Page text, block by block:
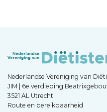
Nederlandse Vereniging van
JIM | 6e verdieping
3521 AL Utrecht
Route en bereikbaarheid